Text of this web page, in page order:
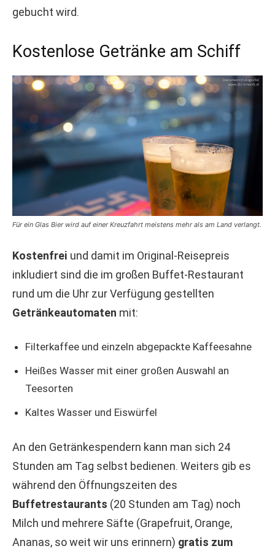
gebucht wird.
Kostenlose Getränke am Schiff
Für ein Glas Bier wird auf einer Kreuzfahrt meistens mehr als am Land verlangt.
Kostenfrei und damit im Original-Reisepreis
inkludiert sind die im großen Buffet-Restaurant
rund um die Uhr zur Verfügung gestellten
Getränkeautomaten mit:
Filterkaffee und einzeln abgepackte Kaffeesahne
Heißes Wasser mit einer großen Auswahl an
Teesorten
Kaltes Wasser und Eiswürfel
An den Getränkespendern kann man sich 24
Stunden am Tag selbst bedienen. Weiters gib es
während den Öffnungszeiten des
Buffetrestaurants (20 Stunden am Tag) noch
Milch und mehrere Säfte (Grapefruit, Orange,
Ananas, so weit wir uns erinnern) gratis zum